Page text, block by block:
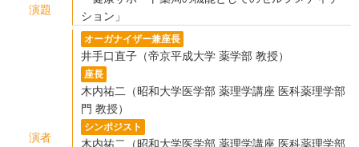
演題
ション」
演者
オーガナイザー兼座長
井手口直子（帝京平成大学 薬学部 教授）
座長
木内祐二（昭和大学医学部 薬理学講座 医科薬理学部
門 教授）
シンポジスト
木内祐二（昭和大学医学部 薬理学講座 医科薬理学部